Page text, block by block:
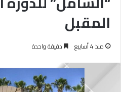
المقبل
منذ 4 أسابيع دقيقة واحدة